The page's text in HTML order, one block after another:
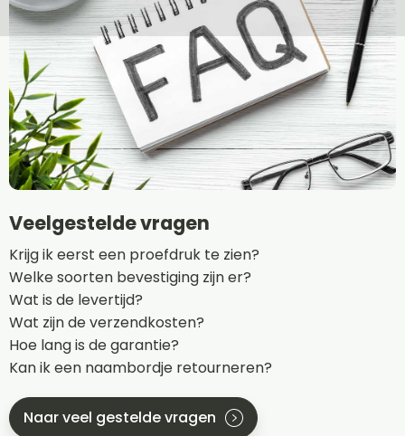
Veelgestelde vragen
Krijg ik eerst een proefdruk te zien?
Welke soorten bevestiging zijn er?
Wat is de levertijd?
Wat zijn de verzendkosten?
Hoe lang is de garantie?
Kan ik een naambordje retourneren?
Naar veel gestelde vragen